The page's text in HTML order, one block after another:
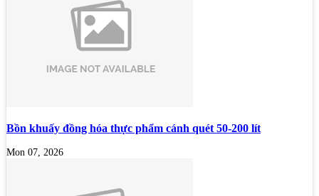
Bồn khuấy đồng hóa thực phẩm cánh quét 50-200 lít
Mon 07, 2026